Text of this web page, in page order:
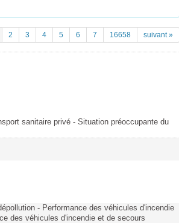
2 3 4 5 6 7 16658 suivant »
sanitaire privé - Situation préoccupante du
- Performance des véhicules d'incendie
des véhicules d'incendie et de secours